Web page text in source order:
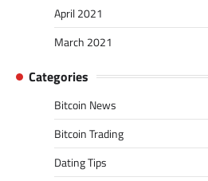
April 2021
March 2021
Categories
Bitcoin News
Bitcoin Trading
Dating Tips